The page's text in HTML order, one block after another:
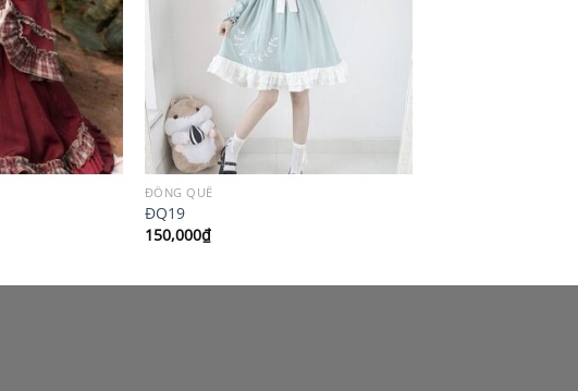
ĐỒNG QUÊ
ĐQ19
150,000₫